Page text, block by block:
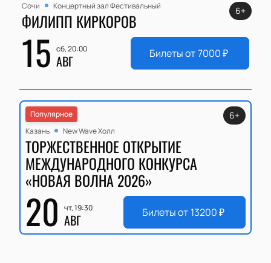
Сочи Концертный зал Фестивальный
ФИЛИПП КИРКОРОВ
15 сб, 20:00
АВГ
6+
Билеты от7000₽
Популярное
Казань
New Wave Холл
ТОРЖЕСТВЕННОЕ ОТКРЫТИЕ
МЕЖДУНАРОДНОГО КОНКУРСА
«НОВАЯ ВОЛНА 2026»
20 чт, 19:30
АВГ
6+
Билеты от 13200₽